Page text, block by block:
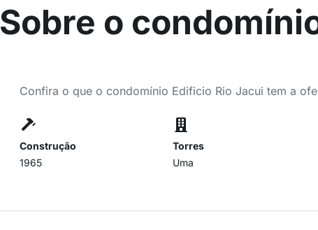
Sobre o
Confira o que o condomínio Edificio Rio Jacui tem a
Construção
1965
Torres
Uma